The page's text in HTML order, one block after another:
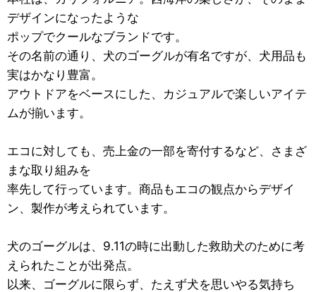
デザインになったような
ポップでクールなブランドです。
その名前の通り、犬のゴーグルが有名ですが、犬用品も
実はかなり豊富。
アウトドアをベースにした、カジュアルで楽しいアイテ
ムが揃います。
エコに対しても、売上金の一部を寄付するなど、さまざ
まな取り組みを
率先して行っています。商品もエコの観点からデザイ
ン、製作が考えられています。
犬のゴーグルは、9.11の時に出動した救助犬のために考
えられたことが出発点。
以来、ゴーグルに限らず、たえず犬を思いやる気持ち